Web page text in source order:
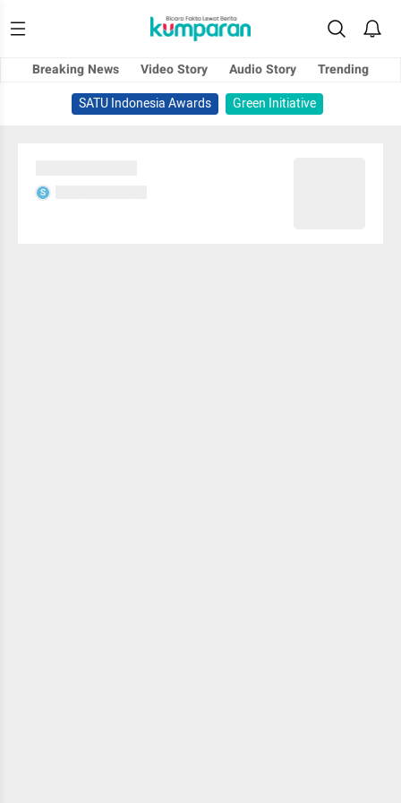
Breaking News Video Story Audio Story
Trending
SATU Indonesia Awards
Green Initiative
S